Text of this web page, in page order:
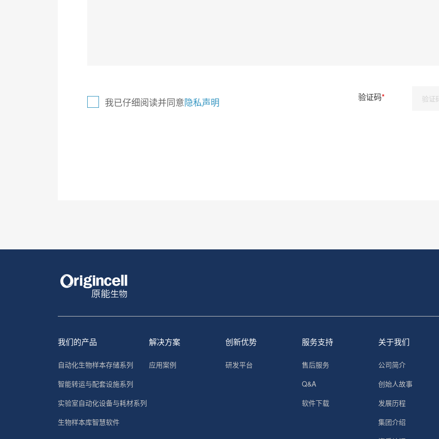
我已仔细阅读并同意隐私声明 验证码*
我们的产品
自动化生物样本存储系列
智能转运与配套设施系列
实验室自动化设备与耗材系列
生物样本库智慧软件
解决方案
应用案例
创新优势
研发平台
服务支持
售后服务
Q&A
软件下载
关于我们
公司简介
创始人故事
发展历程
集团介绍